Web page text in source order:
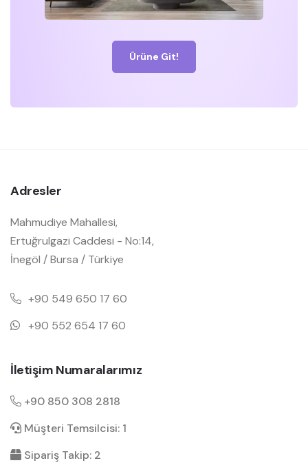
Ürüne Git!
Adresler
Mahmudiye Mahallesi,
Ertuğrulgazi Caddesi - No:14,
İnegöl / Bursa / Türkiye
+90 549 650 17 60
+90 552 654 17 60
İletişim Numaralarımız
+90 850 308 2818
Müşteri Temsilcisi: 1
Sipariş Takip: 2